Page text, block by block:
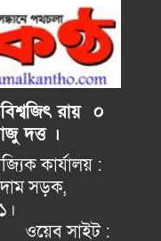
রায় ০
দত্ত ।
:
সড়ক,
৩২২১।
: